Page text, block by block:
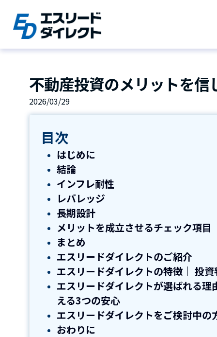
content
不動産投資のメリットを信
2026/03/29
目次
はじめに
結論
インフレ耐性
レバレッジ
長期設計
メリットを成立させるチェック項目
まとめ
エスリードダイレクトのご紹介
エスリードダイレクトの特徴｜ 投
エスリードダイレクトが選ばれる
える3つの安心
エスリードダイレクトをご検討中の
おわりに